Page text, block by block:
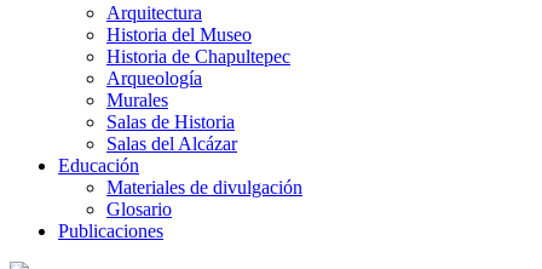
Arquitectura
Historia del Museo
Historia de Chapultepec
Arqueología
Murales
Salas de Historia
Salas del Alcázar
Educación
Materiales de divulgación
Glosario
Publicaciones